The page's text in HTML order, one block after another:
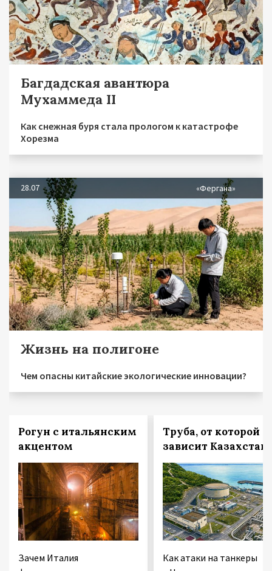
Багдадская авантюра
Мухаммеда II
Как снежная буря стала прологом к катастрофе
Хорезма
28.07 «Фергана»
Жизнь на полигоне
Чем опасны китайские экологические инновации?
Рогун с итальянским
акцентом
Зачем Италия
Труба, от которой
зависит Казахстан
Как атаки на танкеры